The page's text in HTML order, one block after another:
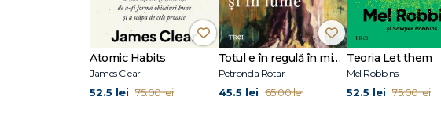
Atomic Habits
James Clear
52.5 lei 75.00 lei
Totul e în regulă în mine și în lume
Petronela Rotar
45.5 lei 65.00 lei
Teoria Let them
Mel Robbins
52.5 lei 75.00 lei